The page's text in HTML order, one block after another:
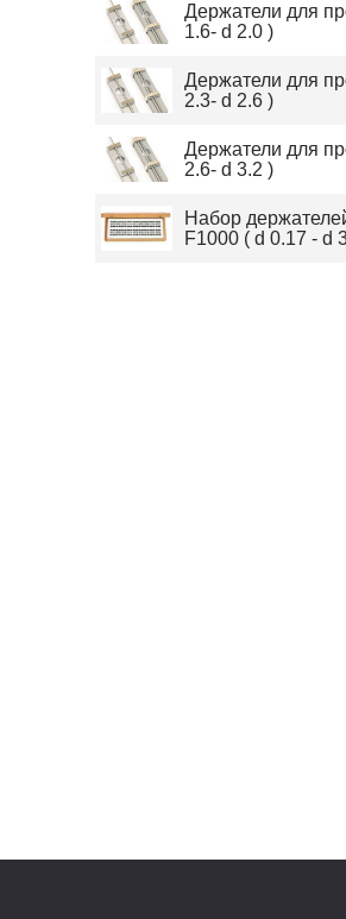
Держатели для
1.6- d 2.0 )
Держатели для
2.3- d 2.6 )
Держатели для
2.6- d 3.2 )
Набор
F1000 ( d 0.17 - d